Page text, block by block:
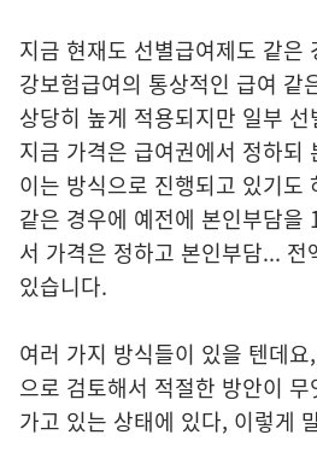
지금 현재도 선별급여제도 같은
강보험급여의 통상적인 급여 같
상당히 높게 적용되지만 일부
지금 가격은 급여권에서 정하되
이는 방식으로 진행되고 있기도
같은 경우에 예전에 본인부담을
서 가격은 정하고 본인부담...
있습니다.
여러 가지 방식들이 있을 텐데
으로 검토해서 적절한 방안이
가고 있는 상태에 있다, 이렇게